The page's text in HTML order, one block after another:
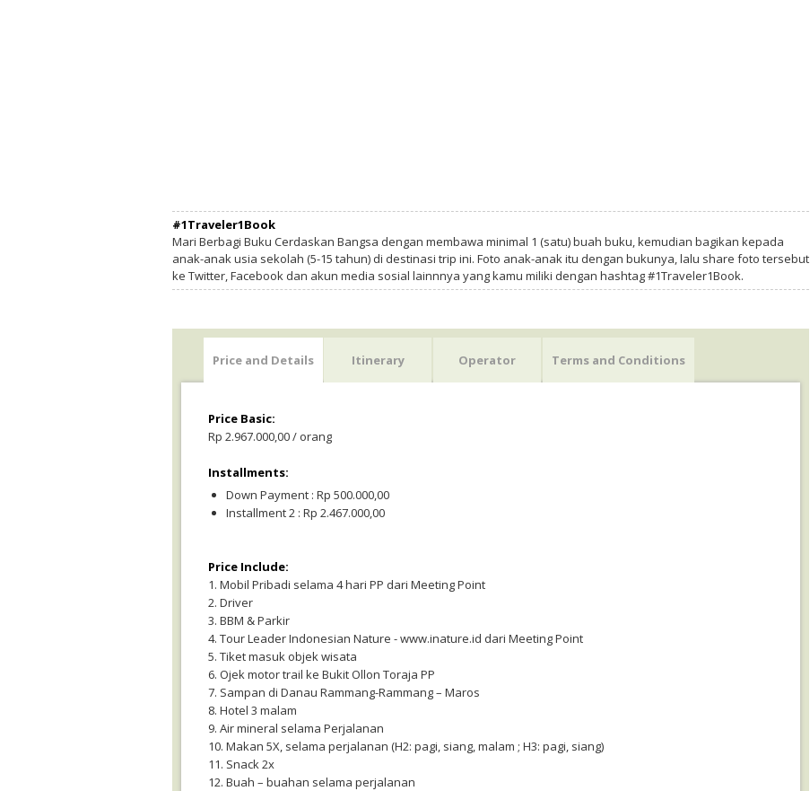
#1Traveler1Book
Mari Berbagi Buku Cerdaskan Bangsa dengan membawa minimal 1 (satu) buah buku, kemudian bagikan kepada
anak-anak usia sekolah (5-15 tahun) di destinasi trip ini. Foto anak-anak itu dengan bukunya, lalu share foto tersebut
ke Twitter, Facebook dan akun media sosial lainnnya yang kamu miliki dengan hashtag #1Traveler1Book.
Price and Details Itinerary Operator Terms and Conditions
Price Basic:
Rp 2.967.000,00 / orang
Installments:
Down Payment : Rp 500.000,00
Installment 2 : Rp 2.467.000,00
Price Include:
1. Mobil Pribadi selama 4 hari PP dari Meeting Point
2. Driver
3. BBM & Parkir
4. Tour Leader Indonesian Nature - www.inature.id dari Meeting Point
5. Tiket masuk objek wisata
6. Ojek motor trail ke Bukit Ollon Toraja PP
7. Sampan di Danau Rammang-Rammang – Maros
8. Hotel 3 malam
9. Air mineral selama Perjalanan
10. Makan 5X, selama perjalanan (H2: pagi, siang, malam ; H3: pagi, siang)
11. Snack 2x
12. Buah – buahan selama perjalanan